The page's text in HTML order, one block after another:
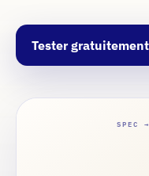
Tester
SPEC